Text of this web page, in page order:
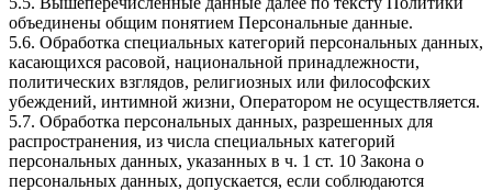
объединены общим понятием Персональные данные.
5.6. Обработка специальных категорий персональных данных,
касающихся расовой, национальной принадлежности,
политических взглядов, религиозных или философских
убеждений, интимной жизни, Оператором не осуществляется.
5.7. Обработка персональных данных, разрешенных для
распространения, из числа специальных категорий
персональных данных, указанных в ч. 1 ст. 10 Закона о
персональных данных, допускается, если соблюдаются